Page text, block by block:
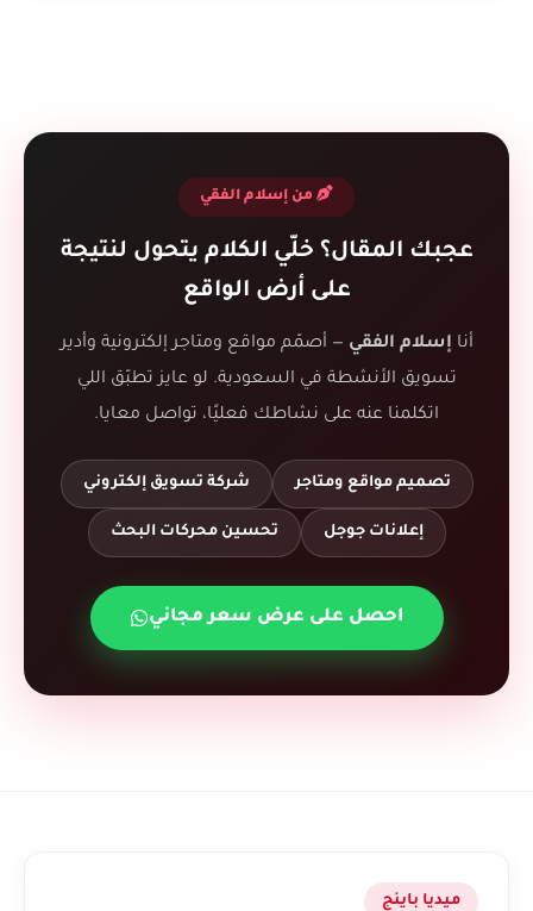
من إسلام الفقي
عجبك المقال؟ خلّي الكلام يتحول لنتيجة
على أرض الواقع
أنا إسلام الفقي — أصمّم مواقع ومتاجر إلكترونية وأدير
تسويق الأنشطة في السعودية. لو عايز تطبّق اللي
اتكلمنا عنه على نشاطك فعليًا، تواصل معايا.
تصميم مواقع ومتاجر شركة تسويق إلكتروني
إعلانات جوجل تحسين محركات البحث
احصل على عرض سعر مجاني
ميديا باينج